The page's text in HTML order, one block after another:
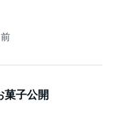
菓子公開